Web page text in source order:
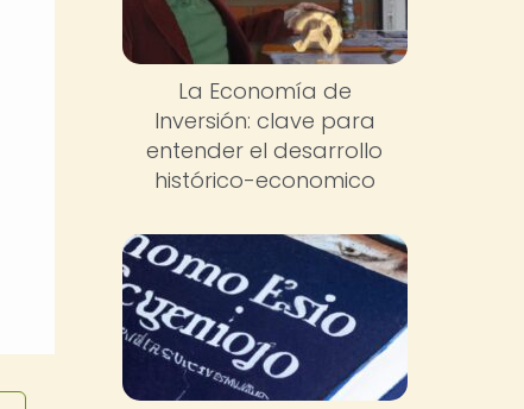
La Economía de
Inversión: clave para
entender el desarrollo
histórico-economico